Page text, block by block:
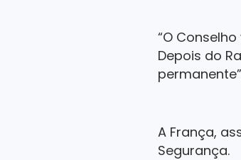
“O
Depois do
A França,
Segurança.